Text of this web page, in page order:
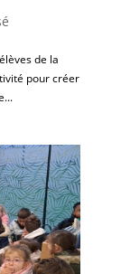
de la
pour créer